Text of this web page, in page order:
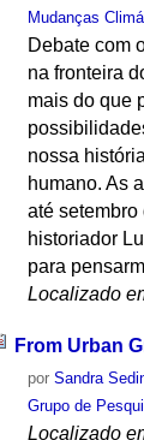
Mudanças
Debate com
na fronteira
mais do que
nossa
humano. As
até
historiador
para
Localizado
From Urban
porSandra
Grupo de
Localizado